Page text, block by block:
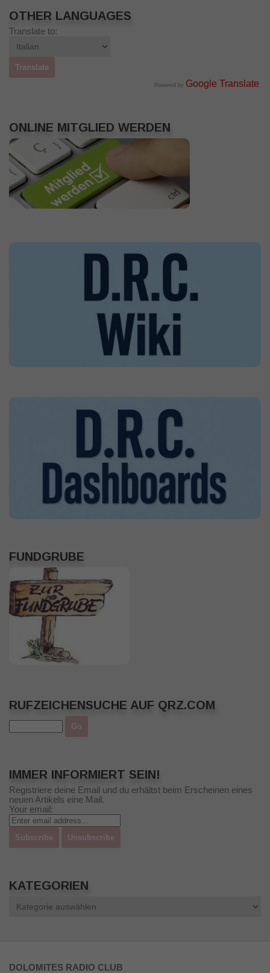
OTHER LANGUAGES
Translate to:
Powered by Google Translate .
ONLINE MITGLIED WERDEN
FUNDGRUBE
RUFZEICHENSUCHE AUF QRZ.COM
IMMER INFORMIERT SEIN!
Registriere deine Email und du erhältst beim Erscheinen eines
neuen Artikels eine Mail.
Your email:
KATEGORIEN
DOLOMITES RADIO CLUB